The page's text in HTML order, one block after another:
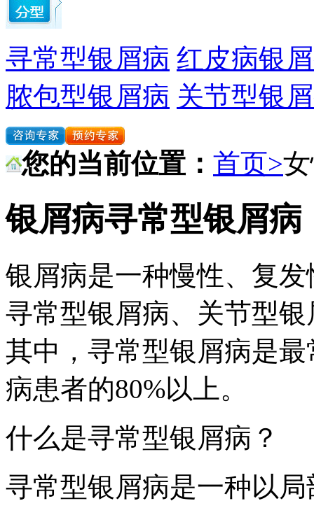
寻常型银屑病 红皮病银
脓包型银屑病 关节型银
您的当前位置： 首页>
银屑病寻常型银屑病
银屑病是一种慢性、复
寻常型银屑病、关节型
其中，寻常型银屑病是
病患者的80%以上。
什么是寻常型银屑病？
寻常型银屑病是一种以